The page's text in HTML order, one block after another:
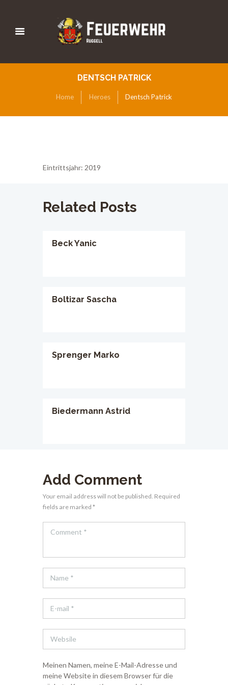
DENTSCH PATRICK
Home Heroes Dentsch Patrick
Eintrittsjahr: 2019
Related Posts
Beck Yanic
Boltizar Sascha
Sprenger Marko
Biedermann Astrid
Add Comment
Your email address will not be published. Required
fields are marked *
Meinen Namen, meine E-Mail-Adresse und
meine Website in diesem Browser für die